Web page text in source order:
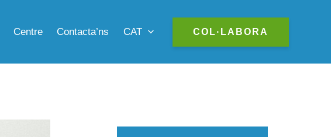
Centre Contacta’ns CAT COL·LABORA